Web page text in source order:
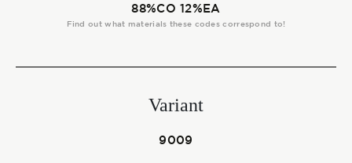
88%CO 12%EA
Find out what materials these codes correspond to!
Variant
9009